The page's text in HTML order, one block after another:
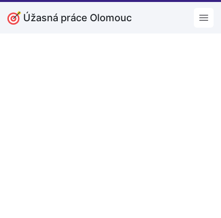
Úžasná práce Olomouc